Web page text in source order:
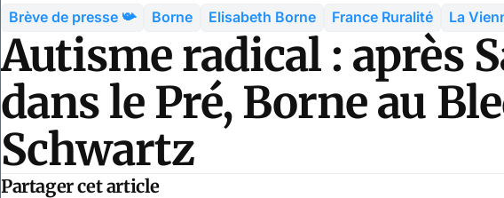
Brève de presse 📯 Borne Elisabeth Borne France Ruralité La
Autisme radical : après
dans le Pré, Borne au
Schwartz
Partager cet article